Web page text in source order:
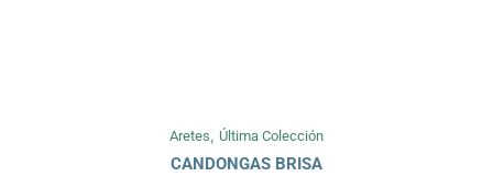
Aretes, Última Colección
CANDONGAS BRISA